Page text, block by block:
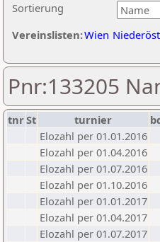
Sortierung
Vereinslisten:Wien
Pnr:133205
tnrSt turnier
Elozahl per 01.01.2016
Elozahl per 01.04.2016
Elozahl per 01.07.2016
Elozahl per 01.10.2016
Elozahl per 01.01.2017
Elozahl per 01.04.2017
Elozahl per 01.07.2017